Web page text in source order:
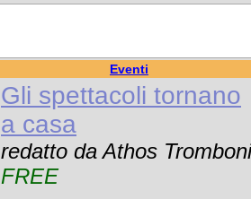
Eventi
Gli spettacoli tornano
a casa
redatto da Athos Tromboni
FREE